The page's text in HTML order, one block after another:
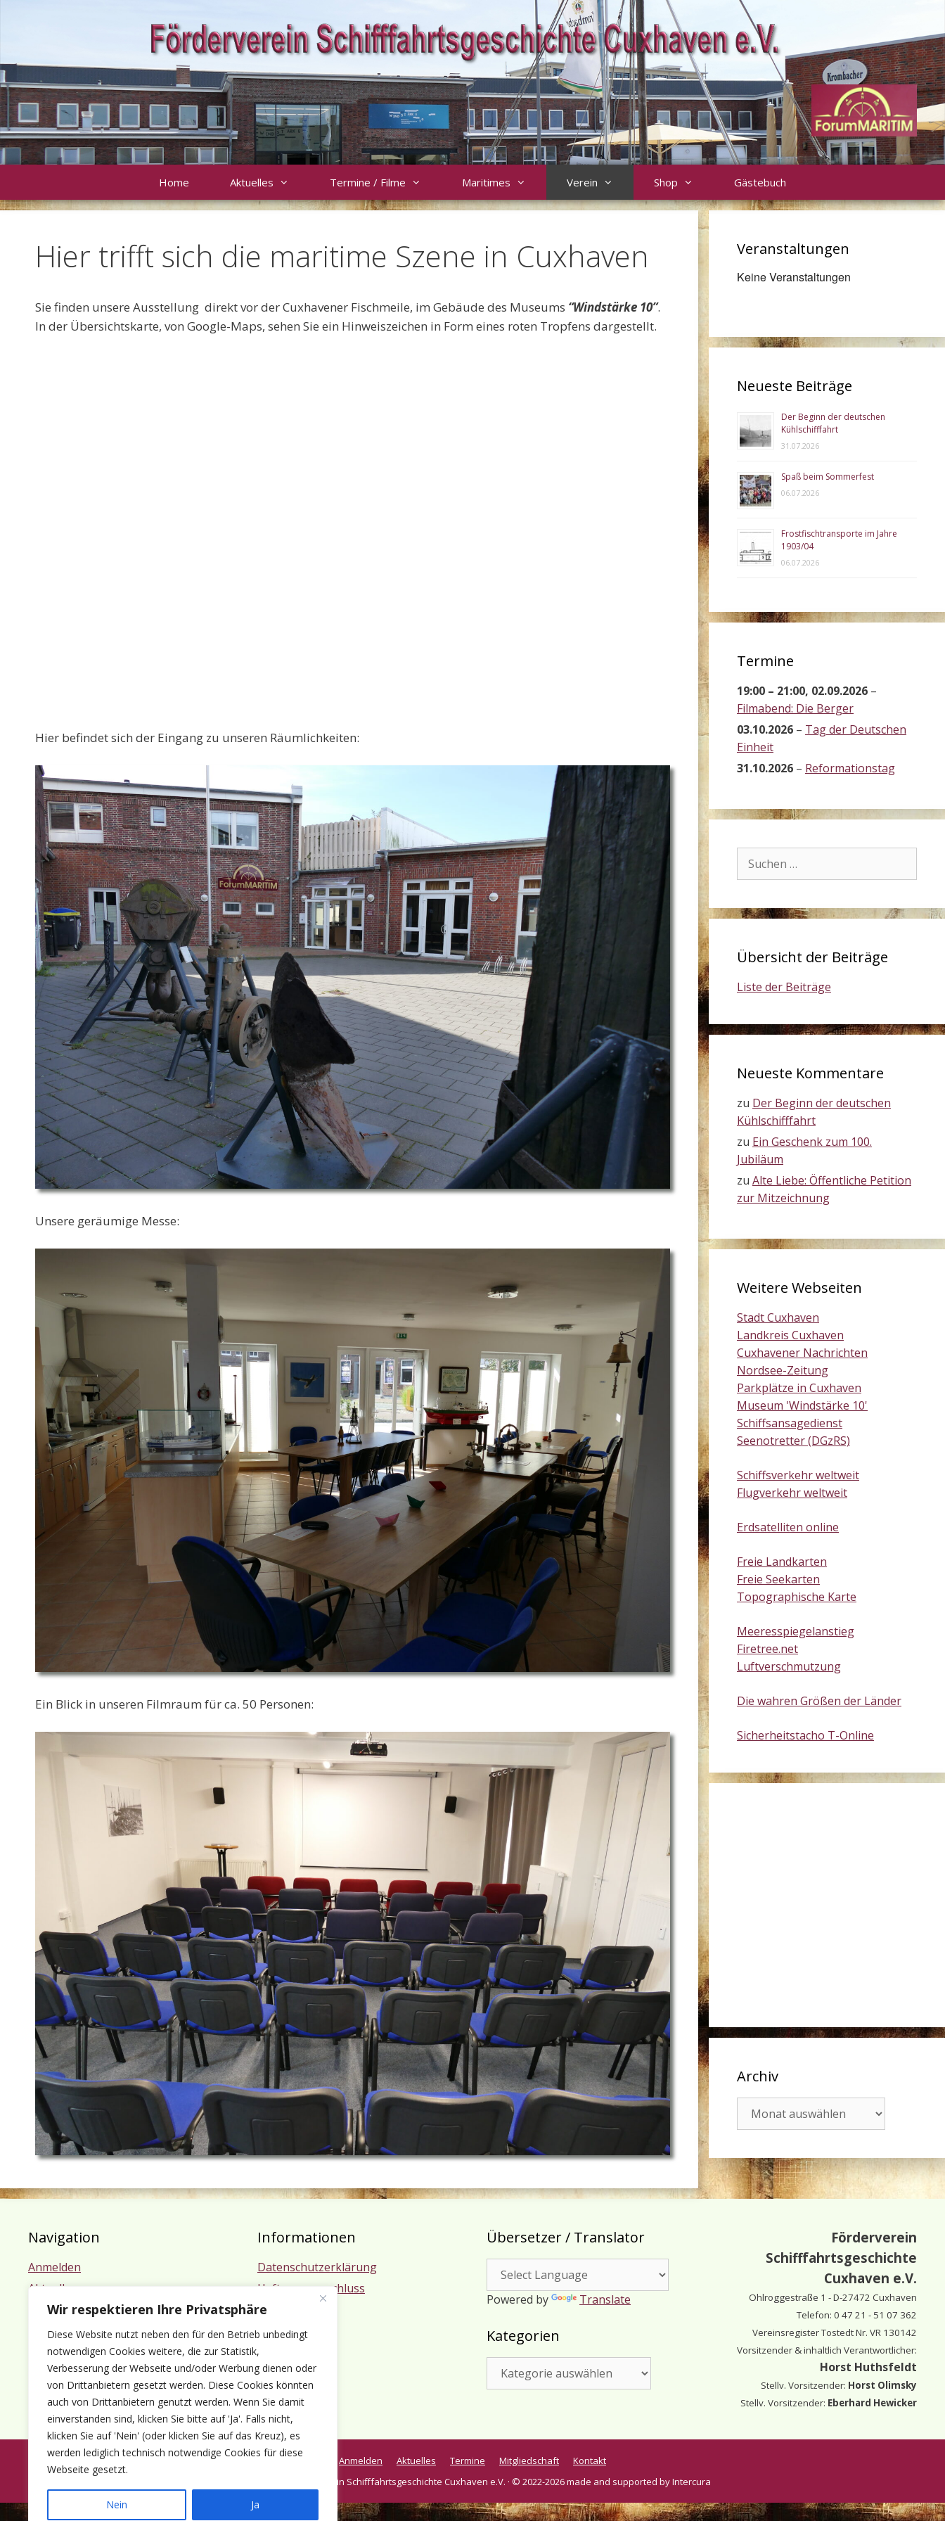
Wir respektieren Ihre Privatsphäre
Diese Website nutzt neben den für den Betrieb unbedingt
notwendigen Cookies weitere, die zur Statistik,
Verbesserung der Webseite und/oder Werbung dienen oder
von Drittanbietern gesetzt werden. Diese Cookies könnten
auch von Drittanbietern genutzt werden. Wenn Sie damit
einverstanden sind, klicken Sie bitte auf 'Ja'. Falls nicht,
klicken Sie auf 'Nein' (oder klicken Sie auf das Kreuz), es
werden lediglich technisch notwendige Cookies für diese
Webseite gesetzt.
Nein Ja
Home Aktuelles Termine / Filme Maritimes Verein Shop Gästebuch
Hier trifft sich die maritime Szene in Cuxhaven
Sie finden unsere Ausstellung direkt vor der Cuxhavener Fischmeile, im Gebäude des Museums “Windstärke 10”.
In der Übersichtskarte, von Google-Maps, sehen Sie ein Hinweiszeichen in Form eines roten Tropfens dargestellt.
Hier befindet sich der Eingang zu unseren Räumlichkeiten:
Unsere geräumige Messe:
Ein Blick in unseren Filmraum für ca. 50 Personen:
Veranstaltungen
Keine Veranstaltungen
Neueste Beiträge
Der Beginn der deutschen
Kühlschifffahrt
31.07.2026
Spaß beim Sommerfest
06.07.2026
Frostfischtransporte im Jahre
1903/04
06.07.2026
Termine
19:00 – 21:00, 02.09.2026 –
Filmabend: Die Berger
03.10.2026 – Tag der Deutschen
Einheit
31.10.2026 – Reformationstag
nach:
Übersicht der Beiträge
Liste der Beiträge
Neueste Kommentare
zu Der Beginn der deutschen
Kühlschifffahrt
zu Ein Geschenk zum 100.
Jubiläum
zu Alte Liebe: Öffentliche Petition
zur Mitzeichnung
Weitere Webseiten
Stadt Cuxhaven
Landkreis Cuxhaven
Cuxhavener Nachrichten
Nordsee-Zeitung
Parkplätze in Cuxhaven
Museum 'Windstärke 10'
Schiffsansagedienst
Seenotretter (DGzRS)
Schiffsverkehr weltweit
Flugverkehr weltweit
Erdsatelliten online
Freie Landkarten
Freie Seekarten
Topographische Karte
Meeresspiegelanstieg
Firetree.net
Luftverschmutzung
Die wahren Größen der Länder
Sicherheitstacho T-Online
Archiv
Navigation
Anmelden
Aktuelles
Termine
Mitgliedschaft
Kontakt
Informationen
Datenschutzerklärung
Haftungsausschluss
Impressum
Übersetzer / Translator
Powered by Translate
Kategorien
Förderverein
Schifffahrtsgeschichte
Cuxhaven e.V.
Ohlroggestraße 1 - D-27472 Cuxhaven
Telefon: 0 47 21 - 51 07 362
Vereinsregister Tostedt Nr. VR 130142
Vorsitzender & inhaltlich Verantwortlicher:
Horst Huthsfeldt
Stellv. Vorsitzender: Horst Olimsky
Stellv. Vorsitzender: Eberhard Hewicker
Anmelden Aktuelles Termine Mitgliedschaft
Kontakt
© 1980-2026 Förderverein Schifffahrtsgeschichte Cuxhaven e.V. · © 2022-2026 made and supported by Intercura